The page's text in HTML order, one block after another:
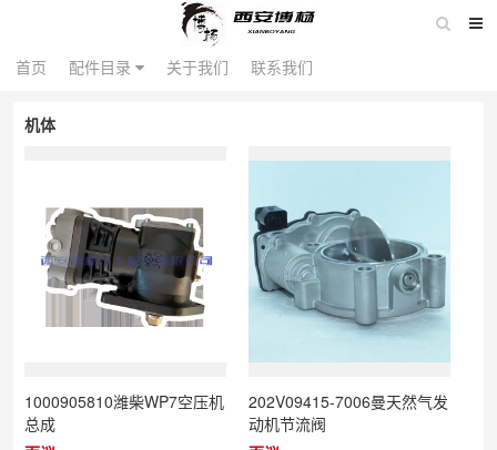
首页 配件目录 关于我们 联系我们
首页 配件目录 关于我们 联系我们
机体
1000905810潍柴WP7空压机
总成
202V09415-7006曼天然气发
动机节流阀